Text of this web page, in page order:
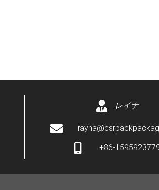
レイナ
+86-